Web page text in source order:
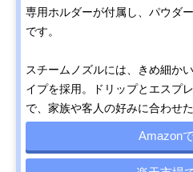
専用ホルダーが付属し、パウダ
です。
スチームノズルには、きめ細か
イプを採用。ドリップとエスプ
で、家族や客人の好みに合わせ
Amazon